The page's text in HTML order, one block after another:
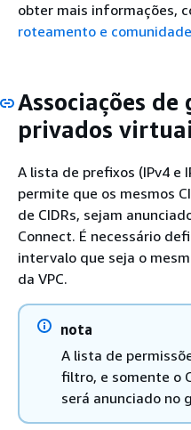
obter mais informações,
roteamento e
Associações de
privados
A lista de prefixos (IPv4 e
permite que os mesmos
de CIDRs, sejam
Connect. É necessário
intervalo que seja o
da VPC.
nota
A lista de
filtro, e somente o
será anunciado no